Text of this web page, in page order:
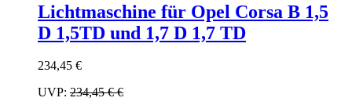
Lichtmaschine für Opel Corsa B 1,5
D 1,5TD und 1,7 D 1,7 TD
234,45 €
UVP: 234,45 €€